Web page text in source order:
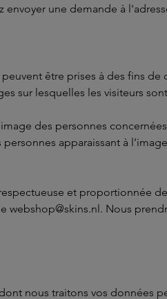
une demande à
être prises à des fins
sur lesquelles les visiteurs
des personnes
apparaissant à
et proportionnée
webshop@skins.nl. Nous
nous traitons vos données